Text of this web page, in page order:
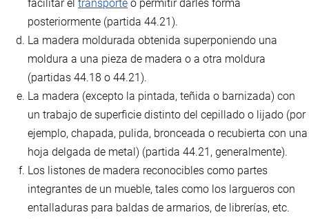
facilitar el transporte o permitir darles forma
posteriormente (partida 44.21).
La madera moldurada obtenida superponiendo una
moldura a una pieza de madera o a otra moldura
(partidas 44.18 o 44.21).
La madera (excepto la pintada, teñida o barnizada) con
un trabajo de superficie distinto del cepillado o lijado (por
ejemplo, chapada, pulida, bronceada o recubierta con una
hoja delgada de metal) (partida 44.21, generalmente).
Los listones de madera reconocibles como partes
integrantes de un mueble, tales como los largueros con
entalladuras para baldas de armarios, de librerías, etc.